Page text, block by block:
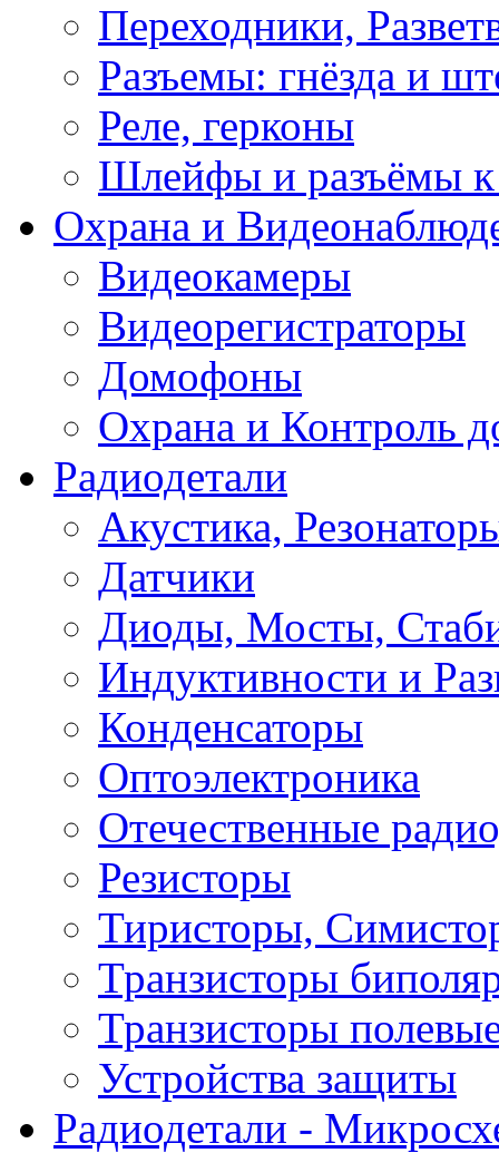
Переходники,
Разъемы: гнёзда и
Реле, герконы
Шлейфы и разъёмы
Охрана и
Видеокамеры
Видеорегистраторы
Домофоны
Охрана и Контроль
Радиодетали
Акустика,
Датчики
Диоды, Мосты,
Индуктивности и
Конденсаторы
Оптоэлектроника
Отечественные
Резисторы
Тиристоры,
Транзисторы
Транзисторы
Устройства защиты
Радиодетали -